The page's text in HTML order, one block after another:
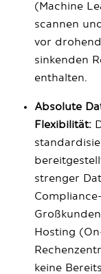
(Machine
scannen
vor
sinkenden
enthalten.
Absolute
Flexibilität:
strenger
Hosting
keine